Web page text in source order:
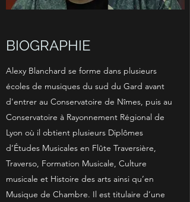
BIOGRAPHIE
Alexy Blanchard se forme dans plusieurs
écoles de musiques du sud du Gard avant
d'entrer au Conservatoire de Nîmes, puis au
Conservatoire à Rayonnement Régional de
Lyon où il obtient plusieurs Diplômes
d’Études Musicales en Flûte Traversière,
Traverso, Formation Musicale, Culture
musicale et Histoire des arts ainsi qu’en
Musique de Chambre. Il est titulaire d’une